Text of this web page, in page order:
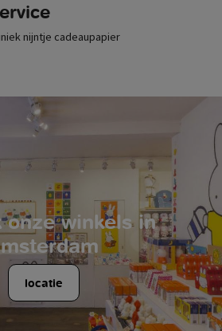
nijntje cadeaupapier
onze winkels in
locatie